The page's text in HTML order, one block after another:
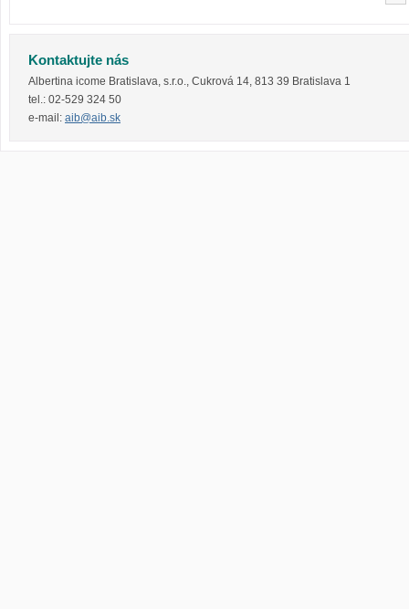
Kontaktujte nás
Albertina icome Bratislava, s.r.o. Cukrová 14 813 39 Bratislava 1
tel.: 02-529 324 50
e-mail: aib@aib.sk